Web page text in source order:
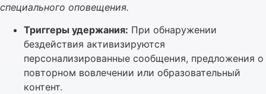
специального оповещения.
Триггеры удержания: При обнаружении
бездействия активизируются
персонализированные сообщения, предложения о
повторном вовлечении или образовательный
контент.